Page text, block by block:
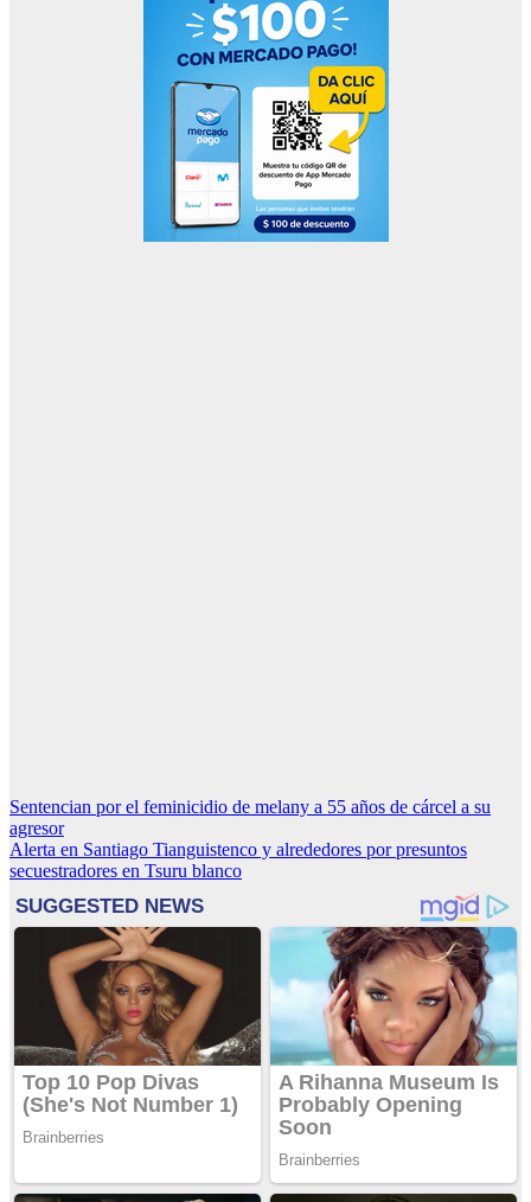
Navegación
de
entradas
Sentencian por el feminicidio de melany a 55 años de cárcel a su
agresor
Alerta en Santiago Tianguistenco y alrededores por presuntos
secuestradores en Tsuru blanco